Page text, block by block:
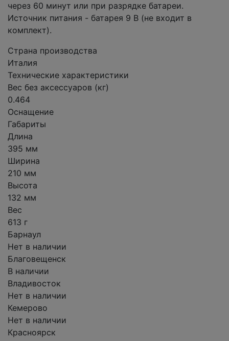
через 60 минут или при разрядке батареи.
Источник питания - батарея 9 В (не входит в
комплект).
Страна производства
Италия
Технические характеристики
Вес без аксессуаров (кг)
0.464
Оснащение
Габариты
Длина
395 мм
Ширина
210 мм
Высота
132 мм
Вес
613 г
Барнаул
Нет в наличии
Благовещенск
В наличии
Владивосток
Нет в наличии
Кемерово
Нет в наличии
Красноярск